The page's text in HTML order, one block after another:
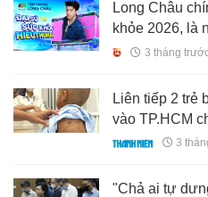
Long Châu
khỏe 2026, là
‘siêu hot’
3 tháng
Liên tiếp 2 trẻ
vào TP.HCM
3
"Chả ai tự